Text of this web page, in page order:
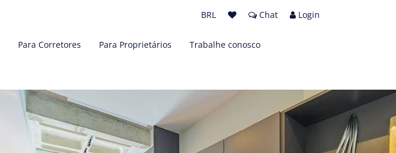
BRL Chat Login
Para Corretores Para Proprietários Trabalhe conosco